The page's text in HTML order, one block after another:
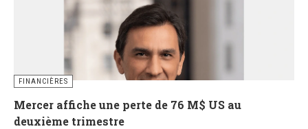
FINANCIÈRES
Mercer affiche une perte de 76 M$ US au
deuxième trimestre